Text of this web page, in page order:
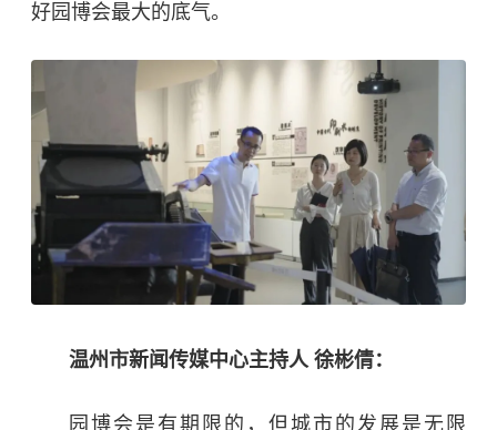
好园博会最大的底气。
温州市新闻传媒中心主持人 徐彬倩：
园博会是有期限的，但城市的发展是无限